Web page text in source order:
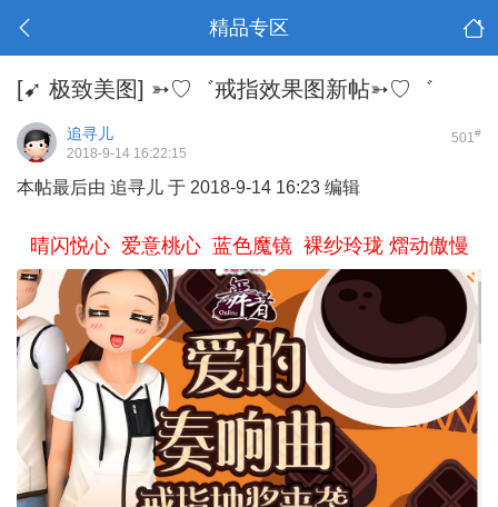
精品专区
[➹ 极致美图] ➳♡゛戒指效果图新帖➳♡゛
501#
追寻儿
2018-9-14 16:22:15
本帖最后由 追寻儿 于 2018-9-14 16:23 编辑
晴闪悦心 爱意桃心 蓝色魔镜 裸纱玲珑 熠动傲慢